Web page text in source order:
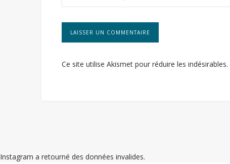
Ce site utilise Akismet pour réduire les indésirables.
Instagram a retourné des données invalides.